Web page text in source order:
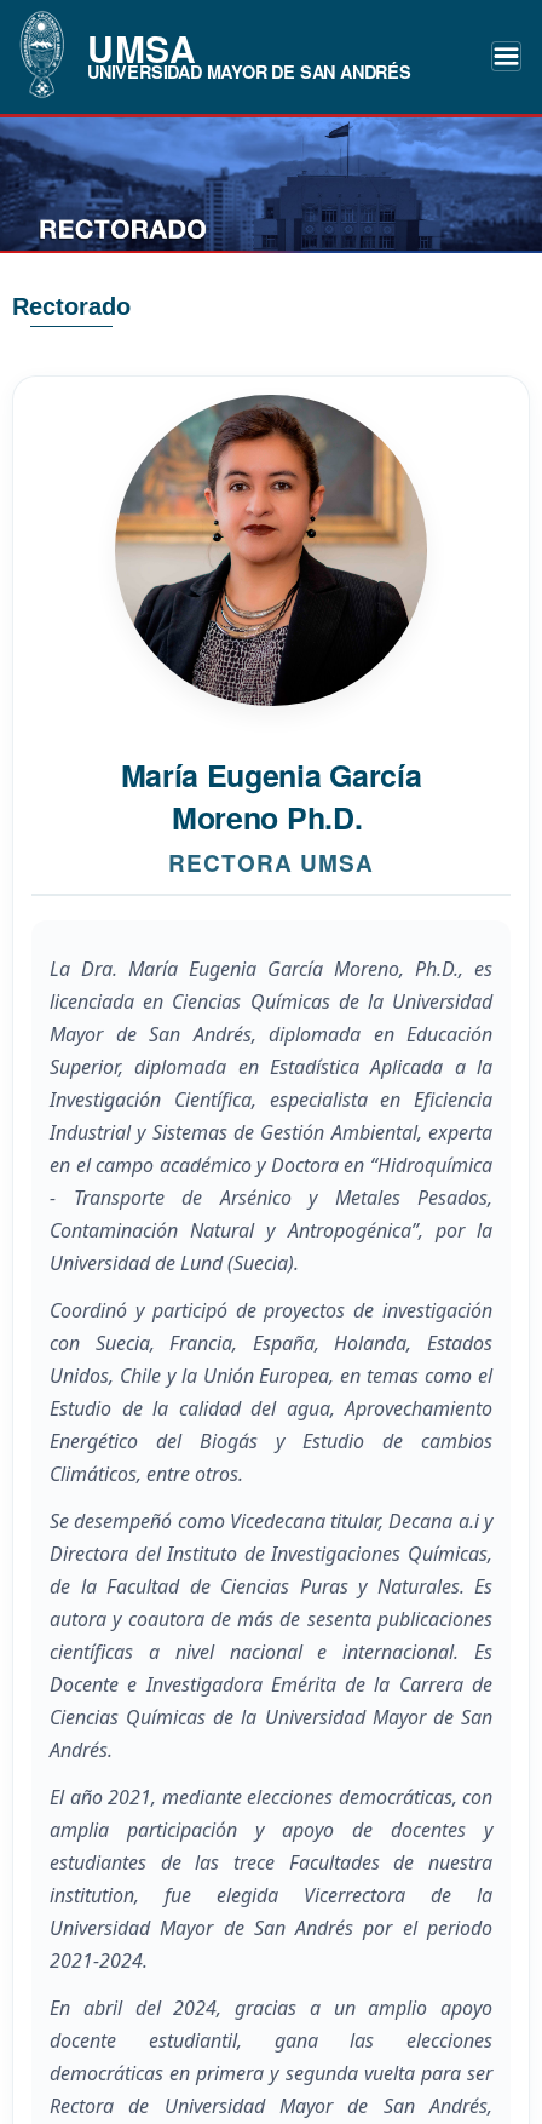
UMSA
UNIVERSIDAD MAYOR DE SAN ANDRÉS
Rectorado
María Eugenia García
Moreno Ph.D.
RECTORA UMSA
La Dra. María Eugenia García Moreno, Ph.D., es
licenciada en Ciencias Químicas de la Universidad
Mayor de San Andrés, diplomada en Educación
Superior, diplomada en Estadística Aplicada a la
Investigación Científica, especialista en Eficiencia
Industrial y Sistemas de Gestión Ambiental, experta
en el campo académico y Doctora en “Hidroquímica
- Transporte de Arsénico y Metales Pesados,
Contaminación Natural y Antropogénica”, por la
Universidad de Lund (Suecia).
Coordinó y participó de proyectos de investigación
con Suecia, Francia, España, Holanda, Estados
Unidos, Chile y la Unión Europea, en temas como el
Estudio de la calidad del agua, Aprovechamiento
Energético del Biogás y Estudio de cambios
Climáticos, entre otros.
Se desempeñó como Vicedecana titular, Decana a.i y
Directora del Instituto de Investigaciones Químicas,
de la Facultad de Ciencias Puras y Naturales. Es
autora y coautora de más de sesenta publicaciones
científicas a nivel nacional e internacional. Es
Docente e Investigadora Emérita de la Carrera de
Ciencias Químicas de la Universidad Mayor de San
Andrés.
El año 2021, mediante elecciones democráticas, con
amplia participación y apoyo de docentes y
estudiantes de las trece Facultades de nuestra
institution, fue elegida Vicerrectora de la
Universidad Mayor de San Andrés por el periodo
2021-2024.
En abril del 2024, gracias a un amplio apoyo
docente estudiantil, gana las elecciones
democráticas en primera y segunda vuelta para ser
Rectora de Universidad Mayor de San Andrés,